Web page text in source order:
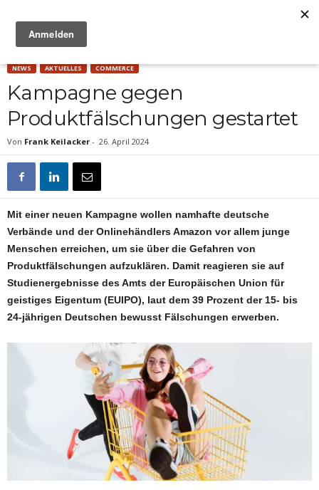
NEWS AKTUELLES COMMERCE
Kampagne gegen
Produktfälschungen gestartet
Von Frank Keilacker - 26. April 2024
Mit einer neuen Kampagne wollen namhafte deutsche
Verbände und der Onlinehändlers Amazon vor allem junge
Menschen erreichen, um sie über die Gefahren von
Produktfälschungen aufzuklären. Damit reagieren sie auf
Studienergebnisse des Amts der Europäischen Union für
geistiges Eigentum (EUIPO), laut dem 39 Prozent der 15- bis
24-jährigen Deutschen bewusst Fälschungen erwerben.